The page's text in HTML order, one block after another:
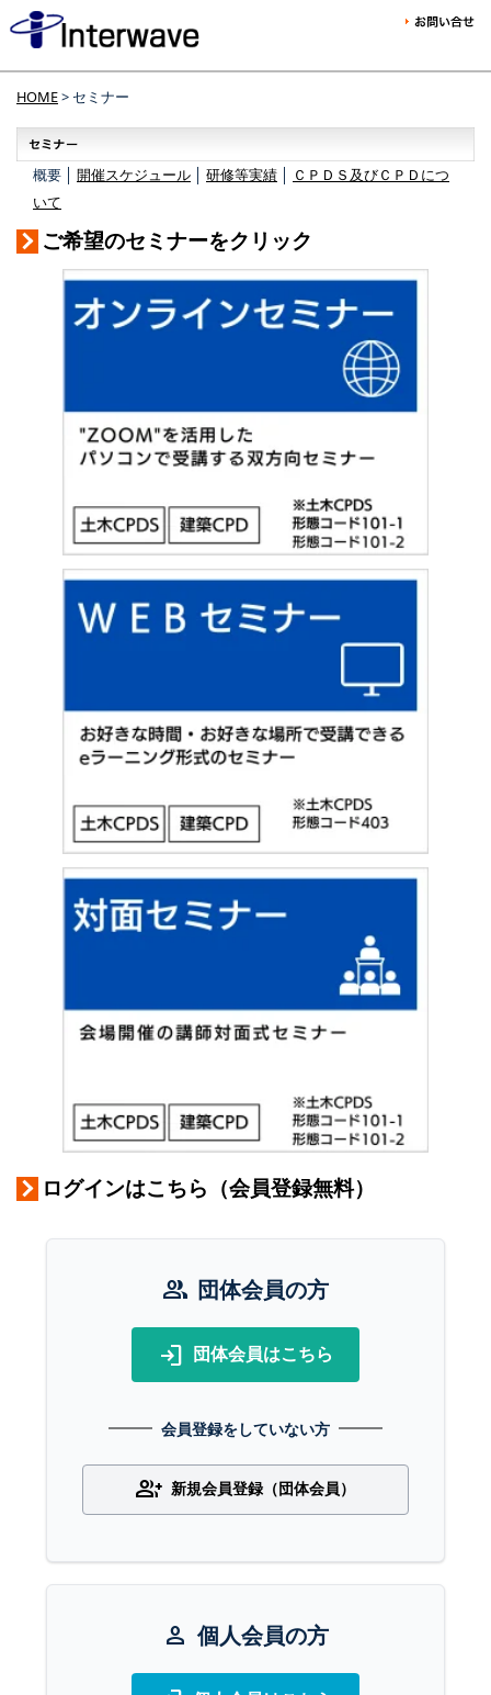
HOME> セミナー
概要 │ 開催スケジュール 研修等実績
ＣＰＤＳ及びＣＰＤにつ
いて
ご希望のセミナーをクリック
ログインはこちら（会員登録無料）
group 団体会員の方
login 団体会員はこちら
会員登録をしていない方
group_add 新規会員登録（団体会員）
person 個人会員の方